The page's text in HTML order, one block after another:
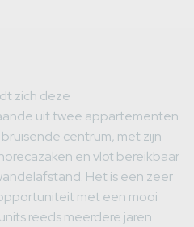
zich deze
uit twee appartementen
centrum, met zijn
en vlot bereikbaar
Het is een zeer
met een mooi
reeds meerdere jaren